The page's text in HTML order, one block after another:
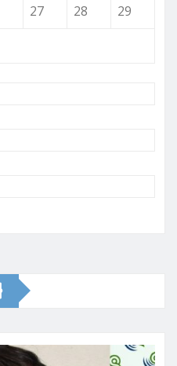
27 28
29